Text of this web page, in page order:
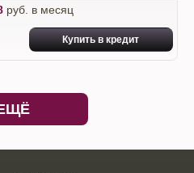
руб. в месяц
Купить в кредит